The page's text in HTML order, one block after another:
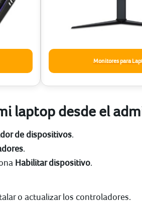
Monitores para
laptop desde el
de dispositivos.
.
Habilitar dispositivo.
o actualizar los controladores.